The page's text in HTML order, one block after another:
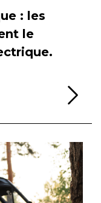
: les
le